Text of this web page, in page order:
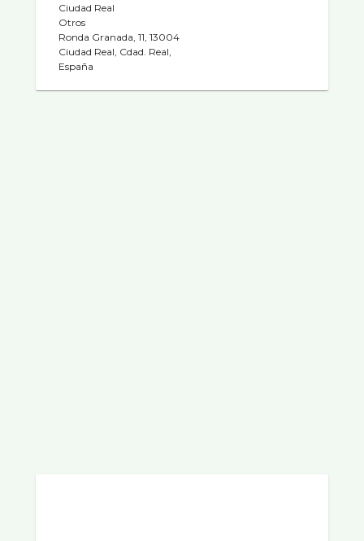
Ciudad Real
Otros
Ronda Granada, 11, 13004
Ciudad Real, Cdad. Real,
España